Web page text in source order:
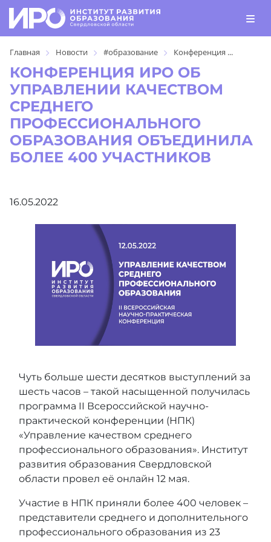
Главная Новости #образование Конференция ...
КОНФЕРЕНЦИЯ ИРО ОБ
УПРАВЛЕНИИ КАЧЕСТВОМ
СРЕДНЕГО
ПРОФЕССИОНАЛЬНОГО
ОБРАЗОВАНИЯ ОБЪЕДИНИЛА
БОЛЕЕ 400 УЧАСТНИКОВ
16.05.2022
Чуть больше шести десятков выступлений за
шесть часов – такой насыщенной получилась
программа II Всероссийской научно-
практической конференции (НПК)
«Управление качеством среднего
профессионального образования». Институт
развития образования Свердловской
области провел её онлайн 12 мая.
Участие в НПК приняли более 400 человек –
представители среднего и дополнительного
профессионального образования из 23